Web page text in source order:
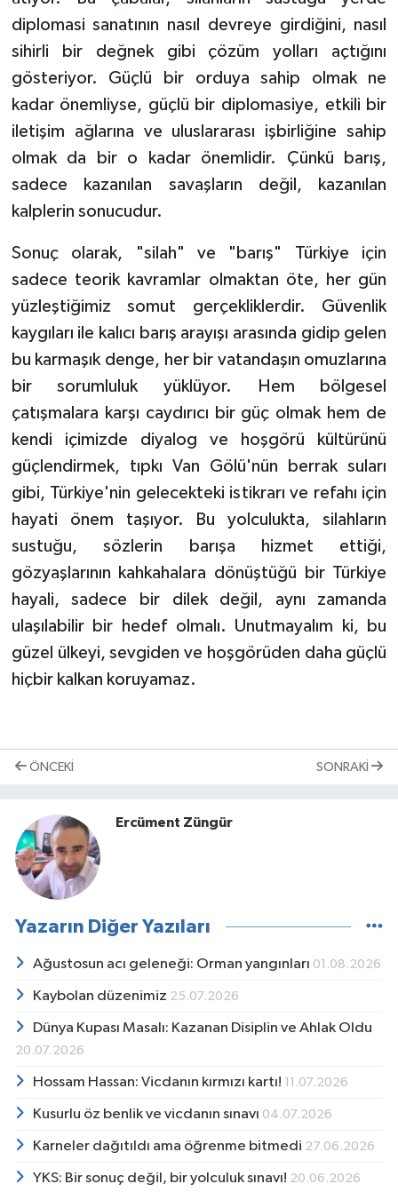
diplomasi sanatının nasıl devreye girdiğini, nasıl
sihirli bir değnek gibi çözüm yolları açtığını
gösteriyor. Güçlü bir orduya sahip olmak ne
kadar önemliyse, güçlü bir diplomasiye, etkili bir
iletişim ağlarına ve uluslararası işbirliğine sahip
olmak da bir o kadar önemlidir. Çünkü barış,
sadece kazanılan savaşların değil, kazanılan
kalplerin sonucudur.
Sonuç olarak, "silah" ve "barış" Türkiye için
sadece teorik kavramlar olmaktan öte, her gün
yüzleştiğimiz somut gerçekliklerdir. Güvenlik
kaygıları ile kalıcı barış arayışı arasında gidip gelen
bu karmaşık denge, her bir vatandaşın omuzlarına
bir sorumluluk yüklüyor. Hem bölgesel
çatışmalara karşı caydırıcı bir güç olmak hem de
kendi içimizde diyalog ve hoşgörü kültürünü
güçlendirmek, tıpkı Van Gölü'nün berrak suları
gibi, Türkiye'nin gelecekteki istikrarı ve refahı için
hayati önem taşıyor. Bu yolculukta, silahların
sustuğu, sözlerin barışa hizmet ettiği,
gözyaşlarının kahkahalara dönüştüğü bir Türkiye
hayali, sadece bir dilek değil, aynı zamanda
ulaşılabilir bir hedef olmalı. Unutmayalım ki, bu
güzel ülkeyi, sevgiden ve hoşgörüden daha güçlü
hiçbir kalkan koruyamaz.
ÖNCEKI SONRAKI
Ercüment Züngür
Yazarın Diğer Yazıları
Ağustosun acı geleneği: Orman yangınları 01.08.2026
Kaybolan düzenimiz 25.07.2026
Dünya Kupası Masalı: Kazanan Disiplin ve Ahlak Oldu
20.07.2026
Hossam Hassan: Vicdanın kırmızı kartı! 11.07.2026
Kusurlu öz benlik ve vicdanın sınavı 04.07.2026
Karneler dağıtıldı ama öğrenme bitmedi 27.06.2026
YKS: Bir sonuç değil, bir yolculuk sınavı! 20.06.2026